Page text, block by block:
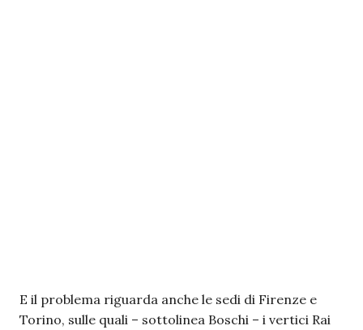
E il problema riguarda anche le sedi di Firenze e
Torino, sulle quali – sottolinea Boschi – i vertici Rai